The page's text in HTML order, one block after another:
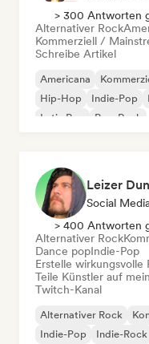
> 300 Antworten
Alternativer Rock
Kommerziell /
Schreibe Artikel
Americana
Hip-Hop
Indie-Pop
Latin Pop
Pop-Rock
Leizer
Social
> 400 Antworten
Alternativer Rock
Dance popIndie-Pop
Erstelle wirkungsvolle
Teile Künstler auf
Twitch-Kanal
Alternativer Rock
Indie-Pop
Indie-Rock